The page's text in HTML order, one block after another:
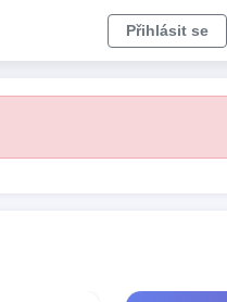
Přihlásit se